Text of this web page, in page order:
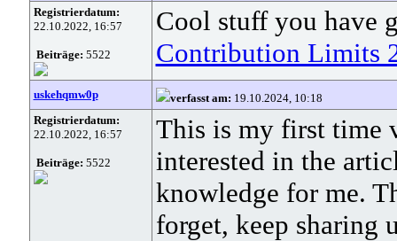
Registrierdatum:
22.10.2022, 16:57
Beiträge: 5522
Cool stuff you have
Contribution Limits
uskehqmw0p verfasst am: 19.10.2024, 10:18
Registrierdatum:
22.10.2022, 16:57
Beiträge: 5522
This is my first time
interested in the
knowledge for me.
forget, keep sharing